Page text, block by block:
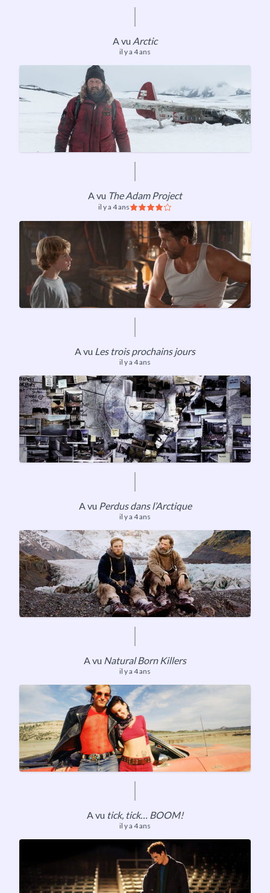
A vu Arctic
il y a 4 ans
A vu The Adam Project
il y a 4 ans
A vu Les trois prochains jours
il y a 4 ans
A vu Perdus dans l’Arctique
il y a 4 ans
A vu Natural Born Killers
il y a 4 ans
A vu tick, tick… BOOM!
il y a 4 ans